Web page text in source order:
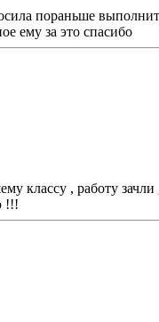
пораньше
ему за это спасибо
классу , работу
!!!